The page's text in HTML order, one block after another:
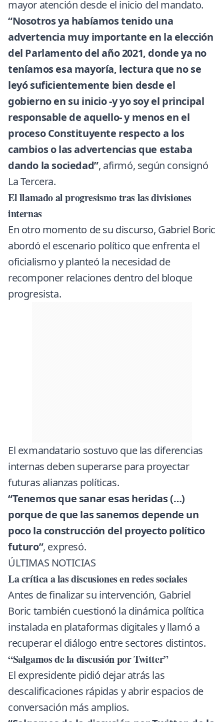
mayor atención desde el inicio del mandato.
“Nosotros ya habíamos tenido una
advertencia muy importante en la elección
del Parlamento del año 2021, donde ya no
teníamos esa mayoría, lectura que no se
leyó suficientemente bien desde el
gobierno en su inicio -y yo soy el principal
responsable de aquello- y menos en el
proceso Constituyente respecto a los
cambios o las advertencias que estaba
dando la sociedad”, afirmó, según consignó
La Tercera.
El llamado al progresismo tras las divisiones
internas
En otro momento de su discurso, Gabriel Boric
abordó el escenario político que enfrenta el
oficialismo y planteó la necesidad de
recomponer relaciones dentro del bloque
progresista.
El exmandatario sostuvo que las diferencias
internas deben superarse para proyectar
futuras alianzas políticas.
“Tenemos que sanar esas heridas (…)
porque de que las sanemos depende un
poco la construcción del proyecto político
futuro”, expresó.
ÚLTIMAS NOTICIAS
La crítica a las discusiones en redes sociales
Antes de finalizar su intervención, Gabriel
Boric también cuestionó la dinámica política
instalada en plataformas digitales y llamó a
recuperar el diálogo entre sectores distintos.
“Salgamos de la discusión por Twitter”
El expresidente pidió dejar atrás las
descalificaciones rápidas y abrir espacios de
conversación más amplios.